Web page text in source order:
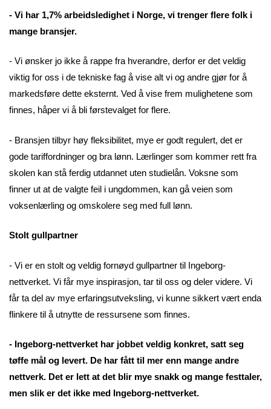
- Vi har 1,7% arbeidsledighet i Norge, vi trenger flere folk i
mange bransjer.
- Vi ønsker jo ikke å rappe fra hverandre, derfor er det veldig
viktig for oss i de tekniske fag å vise alt vi og andre gjør for å
markedsføre dette eksternt. Ved å vise frem mulighetene som
finnes, håper vi å bli førstevalget for flere.
- Bransjen tilbyr høy fleksibilitet, mye er godt regulert, det er
gode tariffordninger og bra lønn. Lærlinger som kommer rett fra
skolen kan stå ferdig utdannet uten studielån. Voksne som
finner ut at de valgte feil i ungdommen, kan gå veien som
voksenlærling og omskolere seg med full lønn.
Stolt gullpartner
- Vi er en stolt og veldig fornøyd gullpartner til Ingeborg-
nettverket. Vi får mye inspirasjon, tar til oss og deler videre. Vi
får ta del av mye erfaringsutveksling, vi kunne sikkert vært enda
flinkere til å utnytte de ressursene som finnes.
- Ingeborg-nettverket har jobbet veldig konkret, satt seg
tøffe mål og levert. De har fått til mer enn mange andre
nettverk. Det er lett at det blir mye snakk og mange festtaler,
men slik er det ikke med Ingeborg-nettverket.